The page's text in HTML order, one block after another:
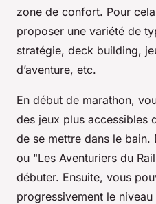
zone de confort. Pour
proposer une variété de
stratégie, deck building,
d’aventure, etc.
En début de marathon,
des jeux plus accessibles
de se mettre dans le bain.
ou "Les Aventuriers du
débuter. Ensuite, vous
progressivement le